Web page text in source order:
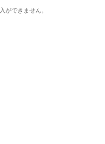
ができません。